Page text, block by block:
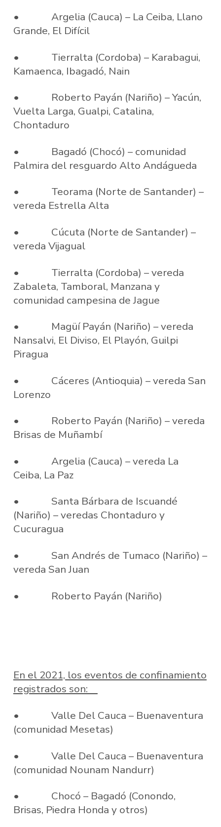
• Argelia (Cauca) – La Ceiba, Llano
Grande, El Difícil
• Tierralta (Cordoba) – Karabagui,
Kamaenca, Ibagadó, Nain
• Roberto Payán (Nariño) – Yacún,
Vuelta Larga, Gualpi, Catalina,
Chontaduro
• Bagadó (Chocó) – comunidad
Palmira del resguardo Alto Andágueda
• Teorama (Norte de Santander) –
vereda Estrella Alta
• Cúcuta (Norte de Santander) –
vereda Vijagual
• Tierralta (Cordoba) – vereda
Zabaleta, Tamboral, Manzana y
comunidad campesina de Jague
• Magüí Payán (Nariño) – vereda
Nansalvi, El Diviso, El Playón, Guilpi
Piragua
• Cáceres (Antioquia) – vereda San
Lorenzo
• Roberto Payán (Nariño) – vereda
Brisas de Muñambí
• Argelia (Cauca) – vereda La
Ceiba, La Paz
• Santa Bárbara de Iscuandé
(Nariño) – veredas Chontaduro y
Cucuragua
• San Andrés de Tumaco (Nariño) –
vereda San Juan
• Roberto Payán (Nariño)
En el 2021, los eventos de confinamiento
registrados son:
• Valle Del Cauca – Buenaventura
(comunidad Mesetas)
• Valle Del Cauca – Buenaventura
(comunidad Nounam Nandurr)
• Chocó – Bagadó (Conondo,
Brisas, Piedra Honda y otros)